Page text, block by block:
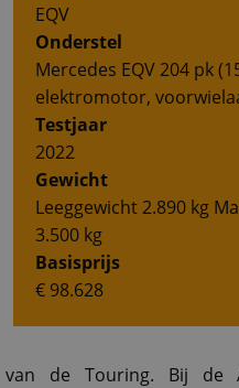
EQV
Onderstel
Mercedes EQV 204 pk
elektromotor,
Testjaar
2022
Gewicht
Leeggewicht 2.890 kg
3.500 kg
Basisprijs
€ 98.628
van de Touring. Bij